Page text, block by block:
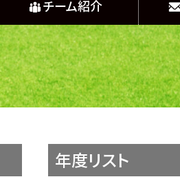
チーム紹介
年度リスト